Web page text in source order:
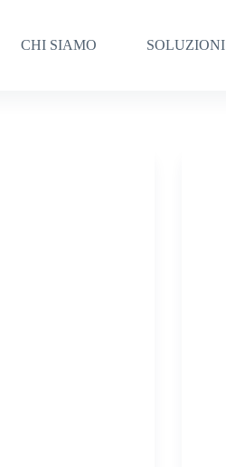
CHI SIAMO SOLUZIONI